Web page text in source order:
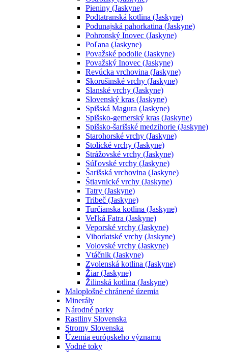
Pieniny (Jaskyne)
Podtatranská kotlina (Jaskyne)
Podunajská pahorkatina (Jaskyne)
Pohronský Inovec (Jaskyne)
Poľana (Jaskyne)
Považské podolie (Jaskyne)
Považský Inovec (Jaskyne)
Revúcka vrchovina (Jaskyne)
Skorušinské vrchy (Jaskyne)
Slanské vrchy (Jaskyne)
Slovenský kras (Jaskyne)
Spišská Magura (Jaskyne)
Spišsko-gemerský kras (Jaskyne)
Spišsko-šarišské medzihorie (Jaskyne)
Starohorské vrchy (Jaskyne)
Stolické vrchy (Jaskyne)
Strážovské vrchy (Jaskyne)
Súľovské vrchy (Jaskyne)
Šarišská vrchovina (Jaskyne)
Štiavnické vrchy (Jaskyne)
Tatry (Jaskyne)
Tribeč (Jaskyne)
Turčianska kotlina (Jaskyne)
Veľká Fatra (Jaskyne)
Veporské vrchy (Jaskyne)
Vihorlatské vrchy (Jaskyne)
Volovské vrchy (Jaskyne)
Vtáčnik (Jaskyne)
Zvolenská kotlina (Jaskyne)
Žiar (Jaskyne)
Žilinská kotlina (Jaskyne)
Maloplošné chránené územia
Minerály
Národné parky
Rastliny Slovenska
Stromy Slovenska
Územia európskeho významu
Vodné toky